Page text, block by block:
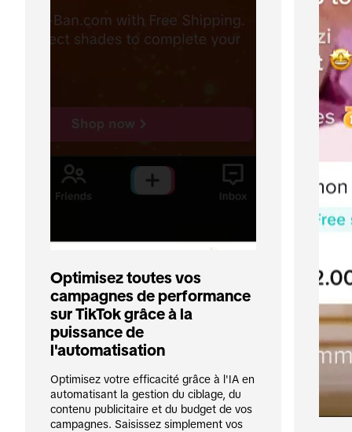
Optimisez toutes vos
campagnes de performance
sur TikTok grâce à la
puissance de
l'automatisation
Optimisez votre efficacité grâce à l'IA en
automatisant la gestion du ciblage, du
contenu publicitaire et du budget de vos
campagnes. Saisissez simplement vos